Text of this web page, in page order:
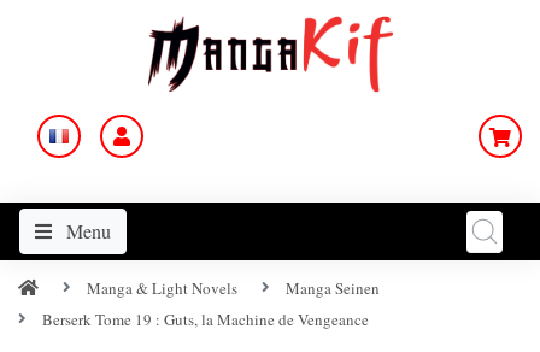
Menu
Manga & Light Novels
Manga Seinen
Berserk Tome 19 : Guts, la Machine de Vengeance